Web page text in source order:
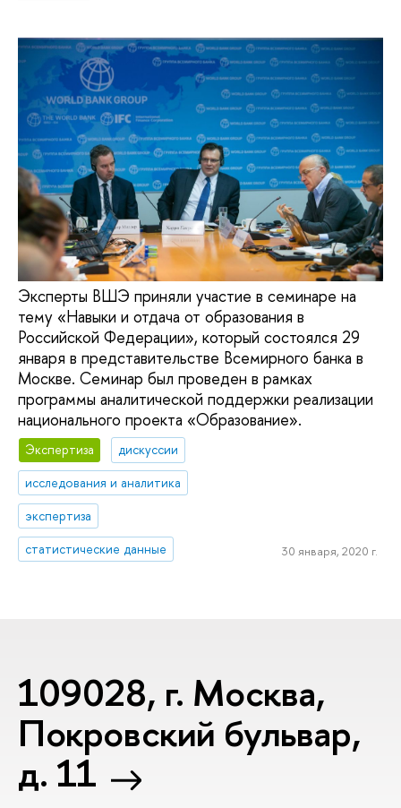
Эксперты ВШЭ приняли участие в семинаре на
тему «Навыки и отдача от образования в
Российской Федерации», который состоялся 29
января в представительстве Всемирного банка в
Москве. Семинар был проведен в рамках
программы аналитической поддержки реализации
национального проекта «Образование».
Экспертиза
дискуссии
исследования и аналитика
экспертиза
статистические данные
30 января, 2020 г.
109028, г. Москва,
Покровский бульвар,
д. 11